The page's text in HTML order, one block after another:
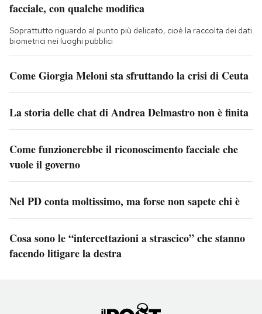
facciale, con qualche modifica
Soprattutto riguardo al punto più delicato, cioè la raccolta dei dati
biometrici nei luoghi pubblici
Come Giorgia Meloni sta sfruttando la crisi di Ceuta
La storia delle chat di Andrea Delmastro non è finita
Come funzionerebbe il riconoscimento facciale che
vuole il governo
Nel PD conta moltissimo, ma forse non sapete chi è
Cosa sono le “intercettazioni a strascico” che stanno
facendo litigare la destra